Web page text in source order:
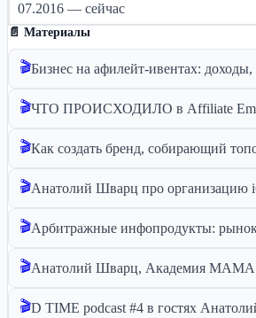
07.2016 — сейчас
📄 Материалы
🎬
🎬
🎬
🎬
🎬Арбитражные инфопродукты:
🎬
🎬